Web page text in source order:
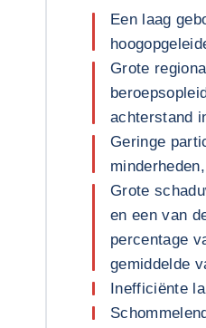
Een laag
Grote
achterstand
Geringe
Grote
en een van
percentage
gemiddelde
Inefficiënte